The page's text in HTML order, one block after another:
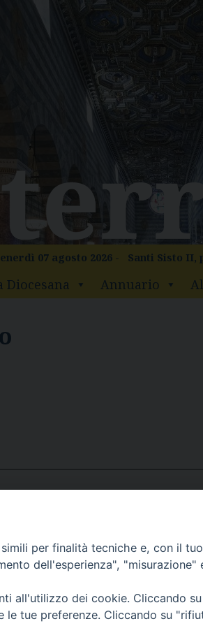
07 agosto 2026 - Santi Sisto II,
Diocesana Annuario
sulla privacy-Note Legali-
per finalità tecniche e, con il
dell'esperienza",
all'utilizzo dei cookie. Cliccando
le tue preferenze. Cliccando su